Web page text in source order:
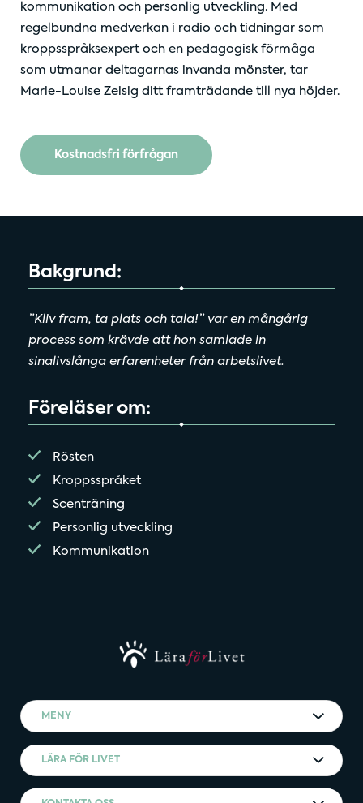
Bakgrund:
”Kliv fram, ta plats och tala!” var en mångårig
process som krävde att hon samlade in
sinalivslånga erfarenheter från arbetslivet.
Föreläser om:
Rösten
Kroppsspråket
Scenträning
Personlig utveckling
Kommunikation
kommunikation och personlig utveckling. Med
regelbundna medverkan i radio och tidningar som
kroppsspråksexpert och en pedagogisk förmåga
som utmanar deltagarnas invanda mönster, tar
Marie-Louise Zeisig ditt framträdande till nya höjder.
Kostnadsfri förfrågan
MENY
LÄRA FÖR LIVET